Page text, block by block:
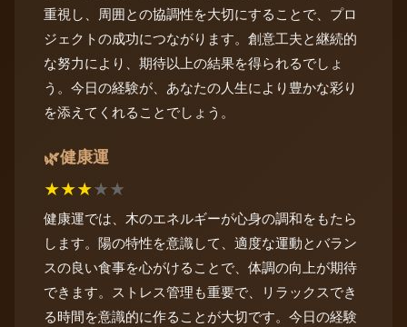
重視し、周囲との協調性を大切にすることで、プロ
ジェクトの成功につながります。創意工夫と継続的
な努力により、期待以上の結果を得られるでしょ
う。今日の経験が、あなたの人生により豊かな彩り
を添えてくれることでしょう。
🌿健康運
★★★★★
健康運では、木のエネルギーが心身の調和をもたら
します。陽の特性を意識して、適度な運動とバラン
スの良い食事を心がけることで、体調の向上が期待
できます。ストレス管理も重要で、リラックスでき
る時間を意識的に作ることが大切です。今日の経験